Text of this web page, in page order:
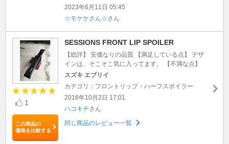
2023年6月11日 05:45
☆モケケさん☆さん
1
この商品の
価格を比較する
SESSIONS FRONT LIP SPOILER
【総評】 安価なりの品質 【満足している点】 デザ
インは、そこそこ気に入ってます。 【不満な点】
スズキ エブリイ
カテゴリ：フロントリップ・ハーフスポイラー
2016年10月2日 17:01
ハコキチさん
同じ商品のレビュー一覧